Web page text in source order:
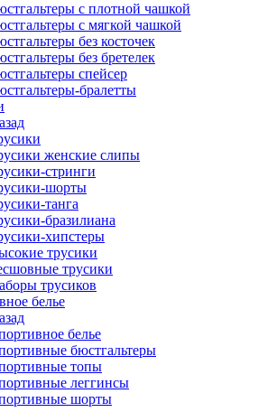
с плотной чашкой
с мягкой чашкой
без косточек
без бретелек
спейсер
бралетты
женские слипы
стринги
шорты
танга
бразилиана
хипстеры
трусики
трусики
трусиков
белье
белье
бюстгальтеры
топы
леггинсы
шорты